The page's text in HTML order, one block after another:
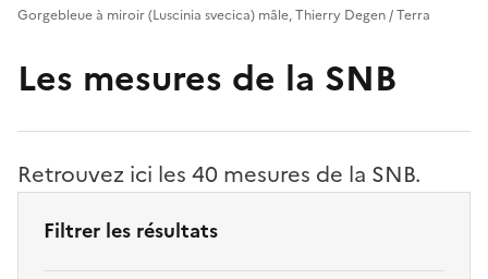
Gorgebleue à miroir (Luscinia svecica) mâle, Thierry Degen / Terra
Les mesures de la SNB
Retrouvez ici les 40 mesures de la SNB.
Filtrer les résultats